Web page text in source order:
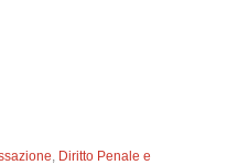
, Diritto Penale e